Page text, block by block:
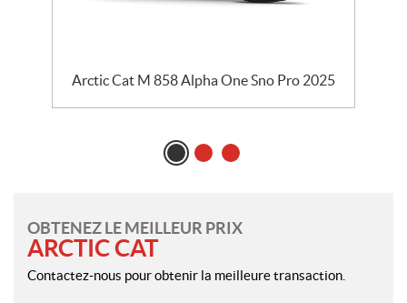
Arctic Cat M 858 Alpha One Sno Pro 2025
OBTENEZ LE MEILLEUR PRIX
ARCTIC CAT
Contactez-nous pour obtenir la meilleure transaction.